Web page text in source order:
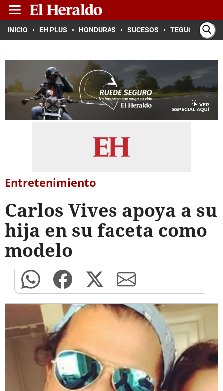
INICIO EH PLUS HONDURAS SUCESOS TEGUCIGALPA
Entretenimiento
Carlos Vives apoya a su
hija en su faceta como
modelo